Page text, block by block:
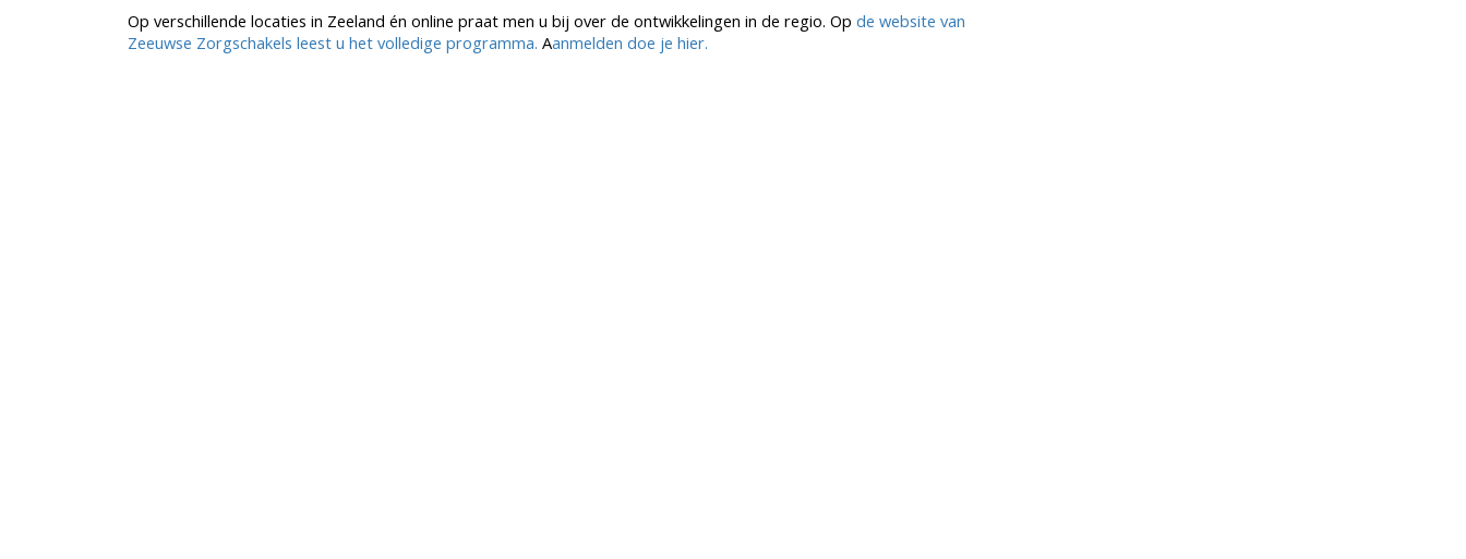
Op verschillende locaties in Zeeland én online praat men u bij over de ontwikkelingen in de regio. Op de website van
Zeeuwse Zorgschakels leest u het volledige programma. Aanmelden doe je hier.